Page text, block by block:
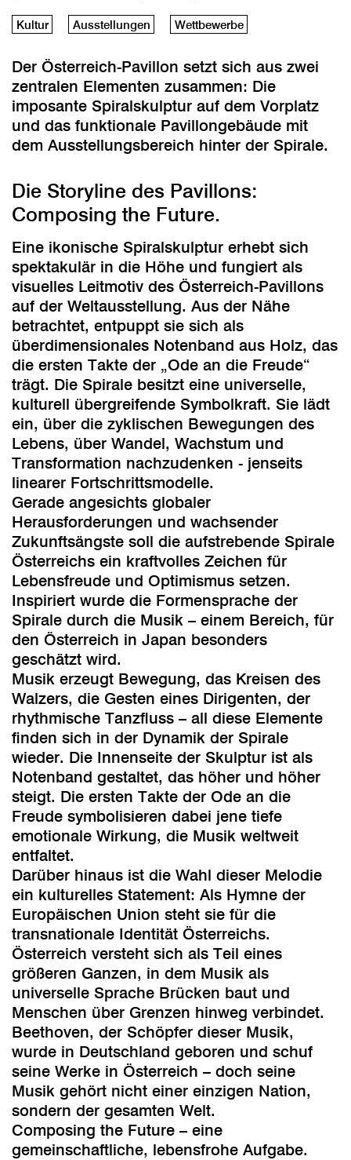
Kultur Ausstellungen Wettbewerbe
Der Österreich-Pavillon setzt sich aus zwei
zentralen Elementen zusammen: Die
imposante Spiralskulptur auf dem Vorplatz
und das funktionale Pavillongebäude mit
dem Ausstellungsbereich hinter der Spirale.
Die Storyline des Pavillons:
Composing the Future.
Eine ikonische Spiralskulptur erhebt sich
spektakulär in die Höhe und fungiert als
visuelles Leitmotiv des Österreich-Pavillons
auf der Weltausstellung. Aus der Nähe
betrachtet, entpuppt sie sich als
überdimensionales Notenband aus Holz, das
die ersten Takte der „Ode an die Freude“
trägt. Die Spirale besitzt eine universelle,
kulturell übergreifende Symbolkraft. Sie lädt
ein, über die zyklischen Bewegungen des
Lebens, über Wandel, Wachstum und
Transformation nachzudenken - jenseits
linearer Fortschrittsmodelle.
Gerade angesichts globaler
Herausforderungen und wachsender
Zukunftsängste soll die aufstrebende Spirale
Österreichs ein kraftvolles Zeichen für
Lebensfreude und Optimismus setzen.
Inspiriert wurde die Formensprache der
Spirale durch die Musik – einem Bereich, für
den Österreich in Japan besonders
geschätzt wird.
Musik erzeugt Bewegung, das Kreisen des
Walzers, die Gesten eines Dirigenten, der
rhythmische Tanzfluss – all diese Elemente
finden sich in der Dynamik der Spirale
wieder. Die Innenseite der Skulptur ist als
Notenband gestaltet, das höher und höher
steigt. Die ersten Takte der Ode an die
Freude symbolisieren dabei jene tiefe
emotionale Wirkung, die Musik weltweit
entfaltet.
Darüber hinaus ist die Wahl dieser Melodie
ein kulturelles Statement: Als Hymne der
Europäischen Union steht sie für die
transnationale Identität Österreichs.
Österreich versteht sich als Teil eines
größeren Ganzen, in dem Musik als
universelle Sprache Brücken baut und
Menschen über Grenzen hinweg verbindet.
Beethoven, der Schöpfer dieser Musik,
wurde in Deutschland geboren und schuf
seine Werke in Österreich – doch seine
Musik gehört nicht einer einzigen Nation,
sondern der gesamten Welt.
Composing the Future – eine
gemeinschaftliche, lebensfrohe Aufgabe.